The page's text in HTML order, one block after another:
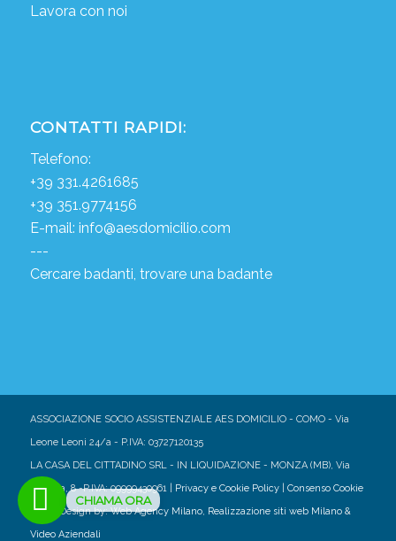
Lavora con noi
CONTATTI RAPIDI:
Telefono:
+39 331.4261685
+39 351.9774156
E-mail: info@aesdomicilio.com
---
Cercare badanti, trovare una badante
CHIAMA ORA
ASSOCIAZIONE SOCIO ASSISTENZIALE AES DOMICILIO - COMO - Via
Leone Leoni 24/a - P.IVA: 03727120135
LA CASA DEL CITTADINO SRL - IN LIQUIDAZIONE - MONZA (MB), Via
Marsala, 8 -P.IVA: 09999430961 |
Privacy e Cookie Policy| Consenso Cookie
| Web Design by:Web Agency Milano, Realizzazione siti web Milano&
Video Aziendali